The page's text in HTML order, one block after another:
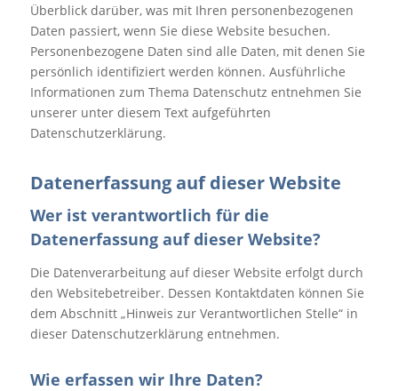
Überblick darüber, was mit Ihren personenbezogenen
Daten passiert, wenn Sie diese Website besuchen.
Personenbezogene Daten sind alle Daten, mit denen Sie
persönlich identifiziert werden können. Ausführliche
Informationen zum Thema Datenschutz entnehmen Sie
unserer unter diesem Text aufgeführten
Datenschutzerklärung.
Datenerfassung auf dieser Website
Wer ist verantwortlich für die
Datenerfassung auf dieser Website?
Die Datenverarbeitung auf dieser Website erfolgt durch
den Websitebetreiber. Dessen Kontaktdaten können Sie
dem Abschnitt „Hinweis zur Verantwortlichen Stelle“ in
dieser Datenschutzerklärung entnehmen.
Wie erfassen wir Ihre Daten?